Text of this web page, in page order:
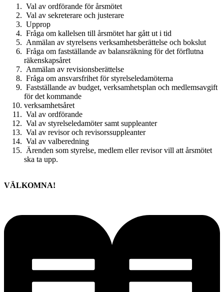
Val av ordförande för årsmötet
Val av sekreterare och justerare
Upprop
Fråga om kallelsen till årsmötet har gått ut i tid
Anmälan av styrelsens verksamhetsberättelse och bokslut
Fråga om fastställande av balansräkning för det förflutna
räkenskapsåret
Anmälan av revisionsberättelse
Fråga om ansvarsfrihet för styrelseledamöterna
Fastställande av budget, verksamhetsplan och medlemsavgift
för det kommande
verksamhetsåret
Val av ordförande
Val av styrelseledamöter samt suppleanter
Val av revisor och revisorssuppleanter
Val av valberedning
Ärenden som styrelse, medlem eller revisor vill att årsmötet
ska ta upp.
VÄLKOMNA!